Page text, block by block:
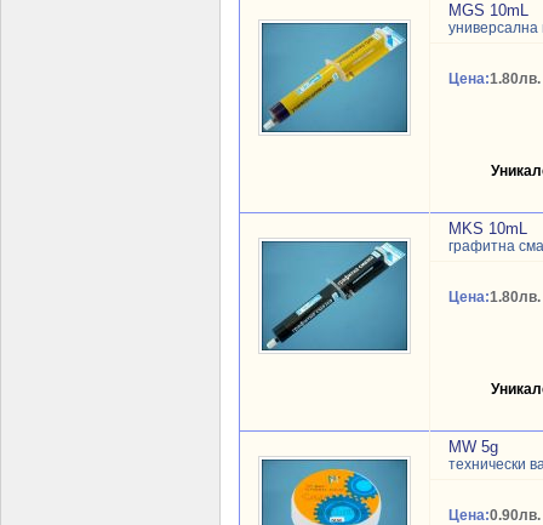
MGS 10mL
универсална
Цена:1.80лв.
MKS 10mL
графитна
Цена:1.80лв.
MW 5g
технически
Цена:0.90лв.